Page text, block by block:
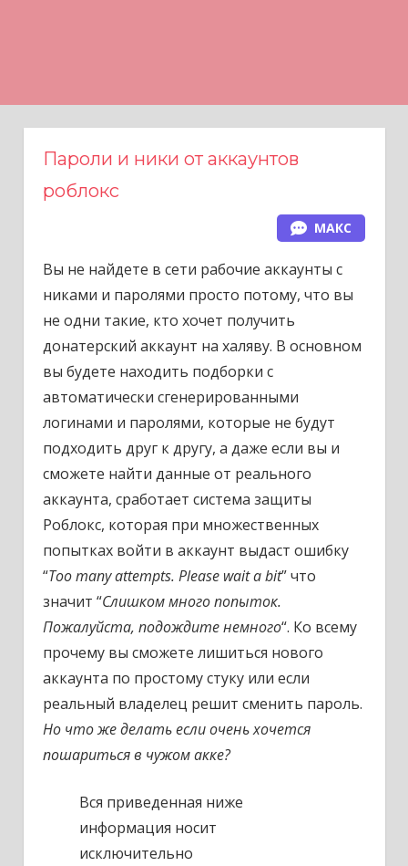
Пароли и ники от аккаунтов
роблокс
МАКС
Вы не найдете в сети рабочие аккаунты с
никами и паролями просто потому, что вы
не одни такие, кто хочет получить
донатерский аккаунт на халяву. В основном
вы будете находить подборки с
автоматически сгенерированными
логинами и паролями, которые не будут
подходить друг к другу, а даже если вы и
сможете найти данные от реального
аккаунта, сработает система защиты
Роблокс, которая при множественных
попытках войти в аккаунт выдаст ошибку
“Too many attempts. Please wait a bit” что
значит “Слишком много попыток.
Пожалуйста, подождите немного“. Ко всему
прочему вы сможете лишиться нового
аккаунта по простому стуку или если
реальный владелец решит сменить пароль.
Но что же делать если очень хочется
пошариться в чужом акке?
Вся приведенная ниже
информация носит
исключительно